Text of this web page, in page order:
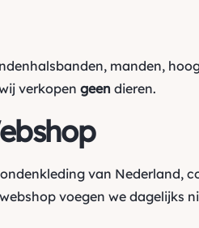
manden,
verkopen geen dieren.
van Nederland,
voegen we dagelijks